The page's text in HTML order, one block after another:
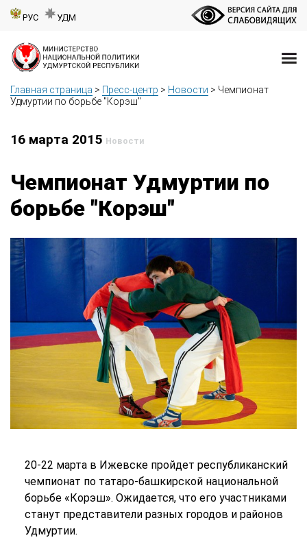
РУС УДМ
Главная страница > Пресс-центр > Новости > Чемпионат
Удмуртии по борьбе "Корэш"
16 марта 2015 Новости
Чемпионат Удмуртии по
борьбе "Корэш"
20-22 марта в Ижевске пройдет республиканский
чемпионат по татаро-башкирской национальной
борьбе «Корэш». Ожидается, что его участниками
станут представители разных городов и районов
Удмуртии.